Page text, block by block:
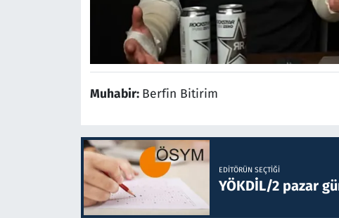
Muhabir: Berfin Bitirim
EDITÖRÜN SEÇTIĞI
YÖKDİL/2 pazar